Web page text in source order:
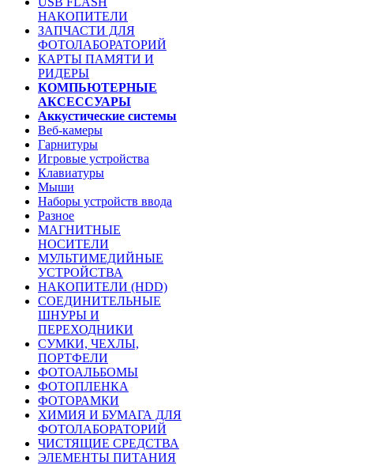
НАКОПИТЕЛИ
ЗАПЧАСТИ ДЛЯ
ФОТОЛАБОРАТОРИЙ
КАРТЫ ПАМЯТИ И
РИДЕРЫ
КОМПЬЮТЕРНЫЕ
АКСЕССУАРЫ
Аккустические системы
Веб-камеры
Гарнитуры
Игровые устройства
Клавиатуры
Мыши
Наборы устройств ввода
Разное
МАГНИТНЫЕ
НОСИТЕЛИ
МУЛЬТИМЕДИЙНЫЕ
УСТРОЙСТВА
НАКОПИТЕЛИ (HDD)
СОЕДИНИТЕЛЬНЫЕ
ШНУРЫ И
ПЕРЕХОДНИКИ
СУМКИ, ЧЕХЛЫ,
ПОРТФЕЛИ
ФОТОАЛЬБОМЫ
ФОТОПЛЕНКА
ФОТОРАМКИ
ХИМИЯ И БУМАГА ДЛЯ
ФОТОЛАБОРАТОРИЙ
ЧИСТЯЩИЕ СРЕДСТВА
ЭЛЕМЕНТЫ ПИТАНИЯ